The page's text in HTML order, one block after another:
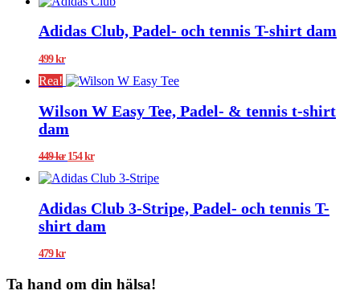
Adidas Club, Padel- och tennis T-shirt dam
499kr
Rea!
Wilson W Easy Tee, Padel- & tennis t-shirt
dam
449kr Det
priset
449 kr.
154krDet
priset
154 kr.
Adidas Club 3-Stripe, Padel- och tennis T-
shirt dam
479kr
Ta hand om din hälsa!